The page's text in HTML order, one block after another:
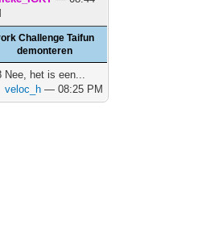
Challenge Taifun
demonteren
Nee, het is een...
veloc_h — 08:25 PM